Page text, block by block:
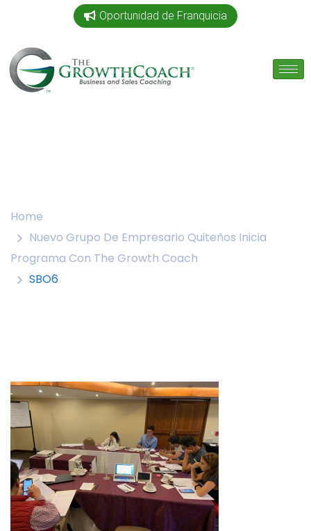
Oportunidad de Franquicia
Home
Nuevo Grupo De Empresario Quiteños Inicia
Programa Con The Growth Coach
SBO6